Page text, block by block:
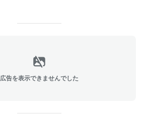
広告を表示できませんでした